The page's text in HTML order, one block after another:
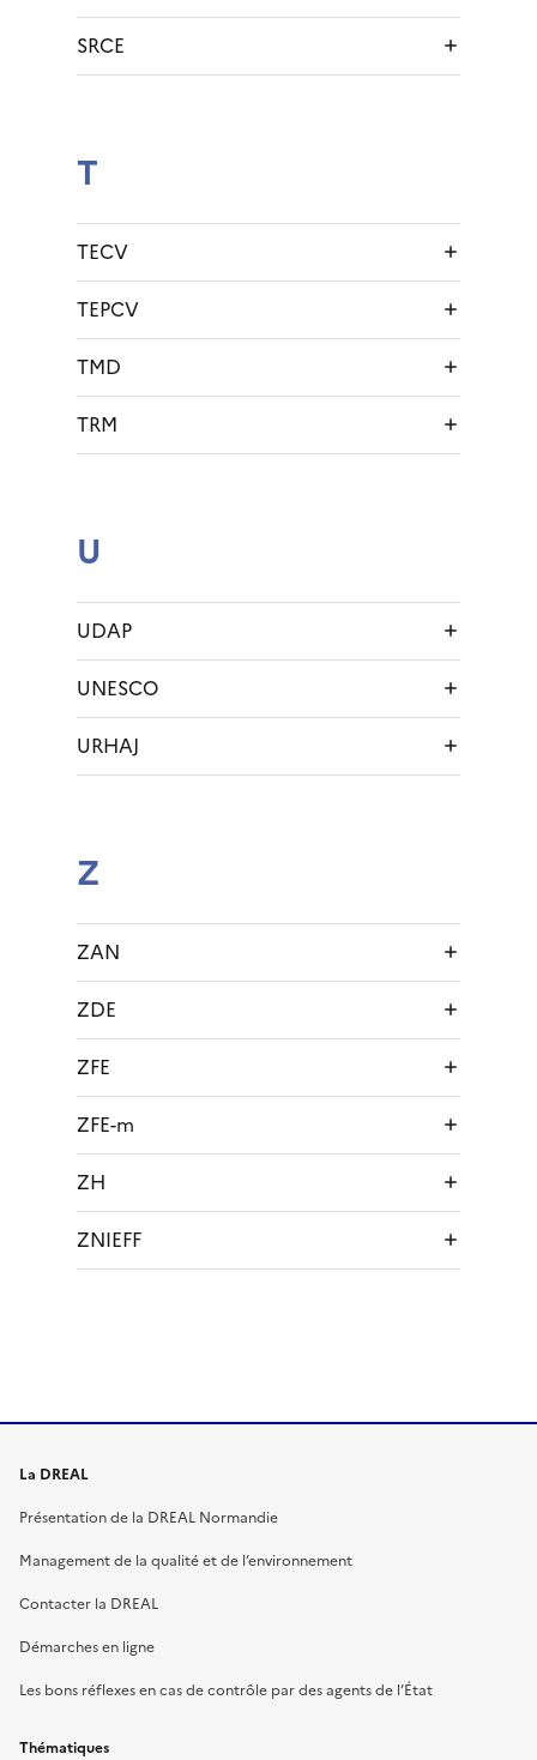
SRCE
T
TECV
TEPCV
TMD
TRM
U
UDAP
UNESCO
URHAJ
Z
ZAN
ZDE
ZFE
ZFE-m
ZH
ZNIEFF
La DREAL
Présentation de la DREAL Normandie
Management de la qualité et de l’environnement
Contacter la DREAL
Démarches en ligne
Les bons réflexes en cas de contrôle par des agents de l’État
Thématiques